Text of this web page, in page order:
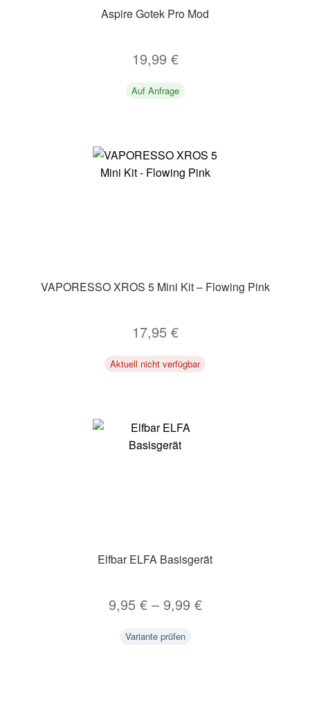
Aspire Gotek Pro Mod
19,99 €
Auf Anfrage
VAPORESSO XROS 5 Mini Kit – Flowing Pink
17,95 €
Aktuell nicht verfügbar
Elfbar ELFA Basisgerät
9,95 €– 9,99 €
Variante prüfen